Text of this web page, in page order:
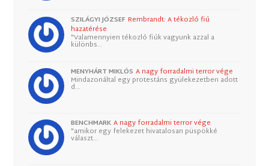
SZILÁGYI JÓZSEF Rembrandt: A tékozló fiú
hazatérése
"Valamennyien tékozló fiúk vagyunk azzal a
különbs…
MENYHÁRT MIKLÓS A nagy forradalmi terror vége
Mindazonáltal egy protestáns gyülekezetben adott
d…
BENCHMARK A nagy forradalmi terror vége
"amikor egy felekezet hivatalosan püspökké
választ…